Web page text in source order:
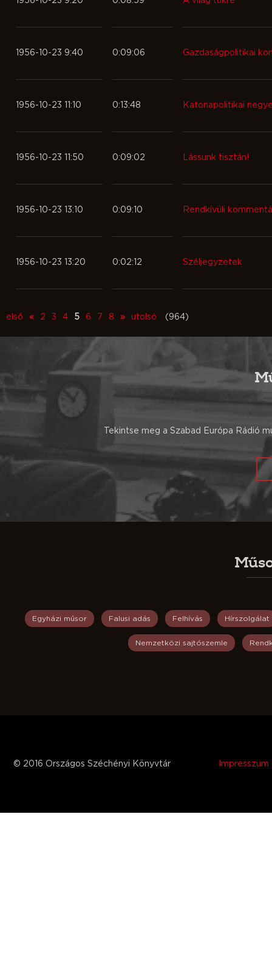
1956-10-23 9:40 0:09:06 Gazdaságpolitikai
1956-10-23 11:10 0:13:48 Katonapolitikai
1956-10-23 11:50 0:09:02 Lássunk tisztán!
1956-10-23 13:10 0:09:10 Rendkívüli
1956-10-23 13:20 0:02:12 Széljegyzetek
első « 2 3 4 5 6 7 8 » utolsó (964)
Tekintse meg a Szabad Európa Rádió
Egyházi műsor Falusi adás Felhívás Hírszolgálat
Nemzetközi sajtószemle
© 2016 Országos Széchényi Könyvtár Impresszum